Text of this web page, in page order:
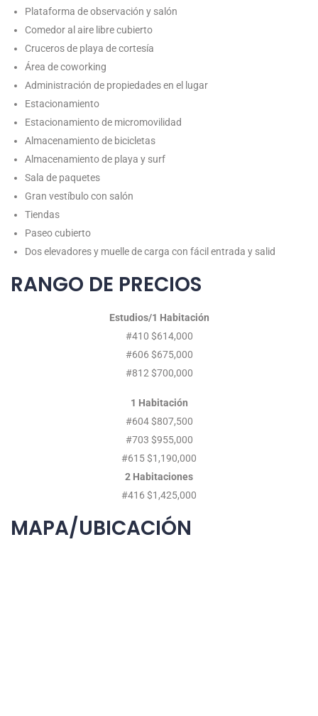
Plataforma de observación y salón
Comedor al aire libre cubierto
Cruceros de playa de cortesía
Área de coworking
Administración de propiedades en el lugar
Estacionamiento
Estacionamiento de micromovilidad
Almacenamiento de bicicletas
Almacenamiento de playa y surf
Sala de paquetes
Gran vestíbulo con salón
Tiendas
Paseo cubierto
Dos elevadores y muelle de carga con fácil entrada y salid
RANGO DE PRECIOS
Estudios/1 Habitación
#410 $614,000
#606 $675,000
#812 $700,000
1 Habitación
#604 $807,500
#703 $955,000
#615 $1,190,000
2 Habitaciones
#416 $1,425,000
MAPA/UBICACIÓN